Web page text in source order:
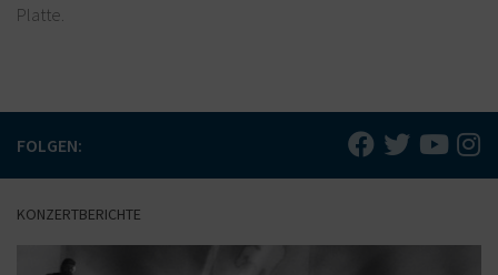
Platte.
FOLGEN:
KONZERTBERICHTE